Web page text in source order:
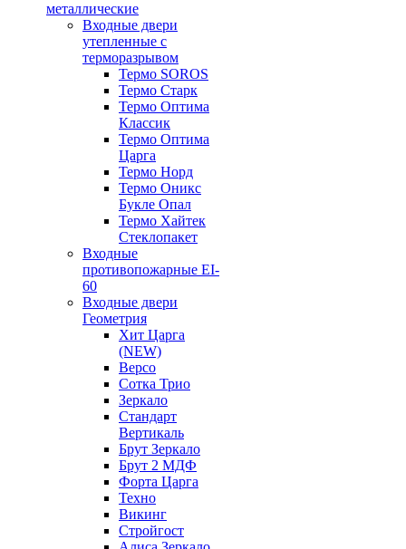
металлические
Входные двери
утепленные с
терморазрывом
Термо SOROS
Термо Старк
Термо Оптима
Классик
Термо Оптима
Царга
Термо Норд
Термо Оникс
Букле Опал
Термо Хайтек
Стеклопакет
Входные
противопожарные EI-
60
Входные двери
Геометрия
Хит Царга
(NEW)
Версо
Сотка Трио
Зеркало
Стандарт
Вертикаль
Брут Зеркало
Брут 2 МДФ
Форта Царга
Техно
Викинг
Стройгост